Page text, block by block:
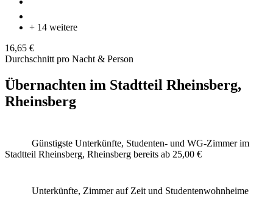
+ 14 weitere
16,65 €
Durchschnitt pro Nacht & Person
Übernachten im Stadtteil Rheinsberg,
Rheinsberg
Günstigste Unterkünfte, Studenten- und WG-Zimmer im
Stadtteil Rheinsberg, Rheinsberg bereits ab 25,00 €
Unterkünfte, Zimmer auf Zeit und Studentenwohnheime